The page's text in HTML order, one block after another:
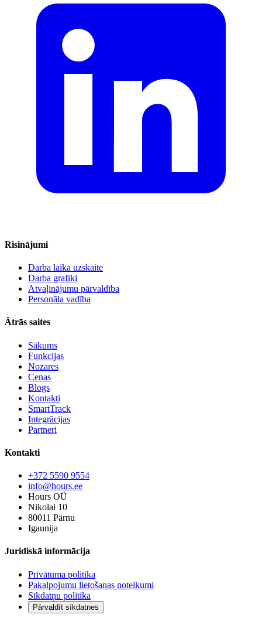
Risinājumi
Darba laika uzskaite
Darba grafiki
Atvaļinājumu pārvaldība
Personāla vadība
Ātrās saites
Sākums
Funkcijas
Nozares
Cenas
Blogs
Kontakti
SmartTrack
Integrācijas
Partneri
Kontakti
+372 5590 9554
info@hours.ee
Hours OÜ
Nikolai 10
80011 Pärnu
Igaunija
Juridiskā informācija
Privātuma politika
Pakalpojumu lietošanas noteikumi
Sīkdatņu politika
Pārvaldīt sīkdatnes